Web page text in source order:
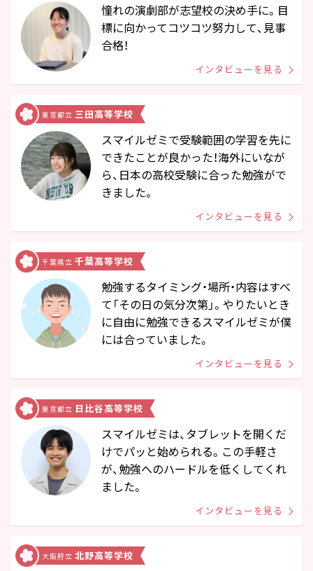
憧れの演劇部が志望校の決め手に。目
標に向かってコツコツ努力して、見事
合格！
インタビューを見る
東京都立 三田高等学校
スマイルゼミで受験範囲の学習を先に
できたことが良かった！海外にいなが
ら、日本の高校受験に合った勉強がで
きました。
インタビューを見る
千葉県⽴ 千葉⾼等学校
勉強するタイミング・場所・内容はすべ
て「その⽇の気分次第」。やりたいとき
に⾃由に勉強できるスマイルゼミが僕
には合っていました。
インタビューを見る
東京都立 日比谷高等学校
スマイルゼミは、タブレットを開くだ
けでパッと始められる。この手軽さ
が、勉強へのハードルを低くしてくれ
ました。
インタビューを見る
大阪府立 北野高等学校